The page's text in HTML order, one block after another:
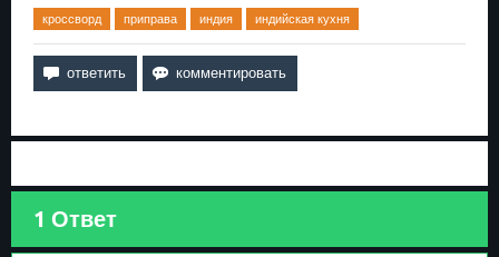
кроссворд приправа индия индийская кухня
1 Ответ